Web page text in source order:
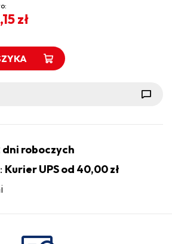
zł
dni roboczych
Kurier UPS od 40,00zł